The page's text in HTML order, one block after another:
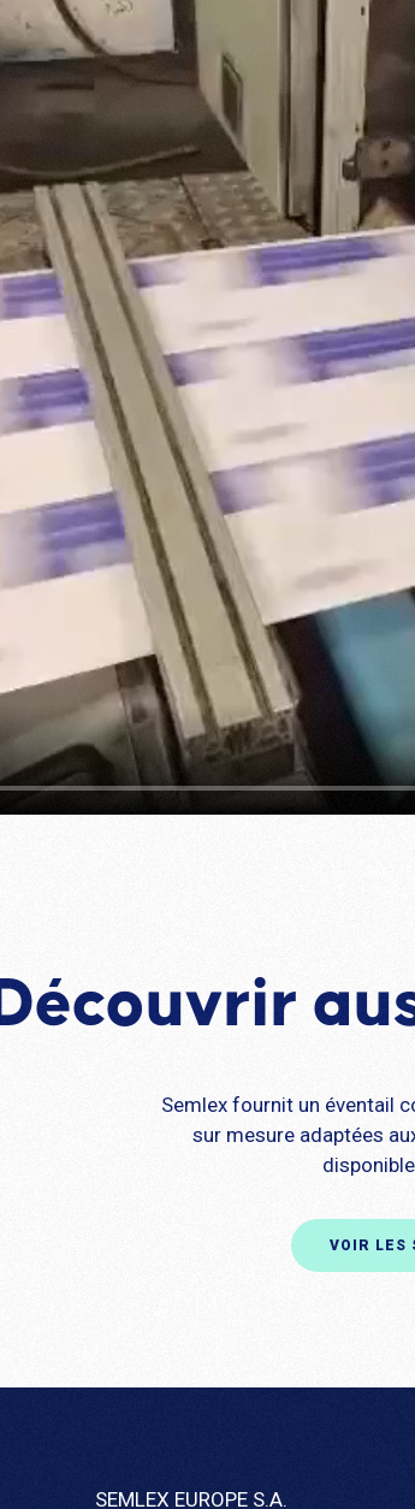
Découvrir
Semlex fournit un éventail
sur mesure adaptées
VOIR LES
SEMLEX EUROPE S.A.